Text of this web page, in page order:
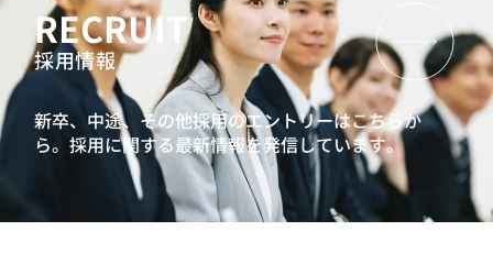
RECRUIT
採用情報
新卒、中途、その他採用のエントリーはこちらか
ら。採用に関する最新情報を発信しています。